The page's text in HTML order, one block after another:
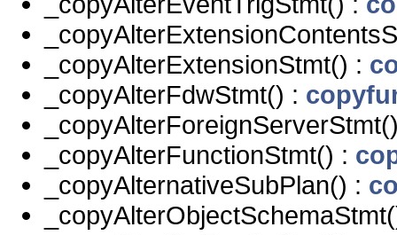
_copyAlterExtensionStmt() :
_copyAlterFdwStmt() :
_copyAlterFunctionStmt() :
_copyAlternativeSubPlan() :